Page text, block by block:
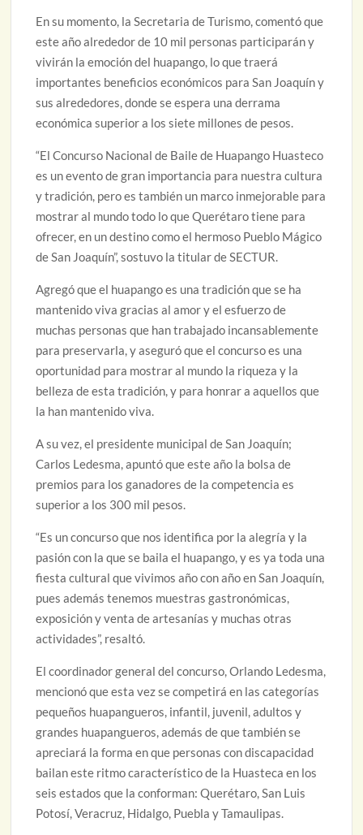
En su momento, la Secretaria de Turismo, comentó que
este año alrededor de 10 mil personas participarán y
vivirán la emoción del huapango, lo que traerá
importantes beneficios económicos para San Joaquín y
sus alrededores, donde se espera una derrama
económica superior a los siete millones de pesos.
“El Concurso Nacional de Baile de Huapango Huasteco
es un evento de gran importancia para nuestra cultura
y tradición, pero es también un marco inmejorable para
mostrar al mundo todo lo que Querétaro tiene para
ofrecer, en un destino como el hermoso Pueblo Mágico
de San Joaquín”, sostuvo la titular de SECTUR.
Agregó que el huapango es una tradición que se ha
mantenido viva gracias al amor y el esfuerzo de
muchas personas que han trabajado incansablemente
para preservarla, y aseguró que el concurso es una
oportunidad para mostrar al mundo la riqueza y la
belleza de esta tradición, y para honrar a aquellos que
la han mantenido viva.
A su vez, el presidente municipal de San Joaquín;
Carlos Ledesma, apuntó que este año la bolsa de
premios para los ganadores de la competencia es
superior a los 300 mil pesos.
“Es un concurso que nos identifica por la alegría y la
pasión con la que se baila el huapango, y es ya toda una
fiesta cultural que vivimos año con año en San Joaquín,
pues además tenemos muestras gastronómicas,
exposición y venta de artesanías y muchas otras
actividades”, resaltó.
El coordinador general del concurso, Orlando Ledesma,
mencionó que esta vez se competirá en las categorías
pequeños huapangueros, infantil, juvenil, adultos y
grandes huapangueros, además de que también se
apreciará la forma en que personas con discapacidad
bailan este ritmo característico de la Huasteca en los
seis estados que la conforman: Querétaro, San Luis
Potosí, Veracruz, Hidalgo, Puebla y Tamaulipas.